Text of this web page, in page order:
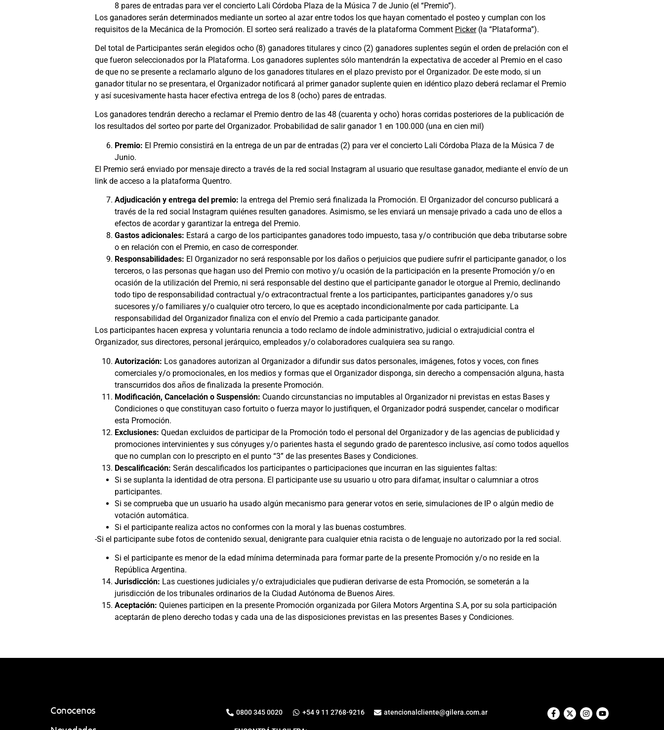
8 pares de entradas para ver el concierto Lali Córdoba Plaza de la Música 7 de Junio (el “Premio”).
Los ganadores serán determinados mediante un sorteo al azar entre todos los que hayan comentado el posteo y cumplan con los
requisitos de la Mecánica de la Promoción. El sorteo será realizado a través de la plataforma Comment Picker(la “Plataforma”).
Del total de Participantes serán elegidos ocho (8) ganadores titulares y cinco (2) ganadores suplentes según el orden de prelación con el
que fueron seleccionados por la Plataforma. Los ganadores suplentes sólo mantendrán la expectativa de acceder al Premio en el caso
de que no se presente a reclamarlo alguno de los ganadores titulares en el plazo previsto por el Organizador. De este modo, si un
ganador titular no se presentara, el Organizador notificará al primer ganador suplente quien en idéntico plazo deberá reclamar el Premio
y así sucesivamente hasta hacer efectiva entrega de los 8 (ocho) pares de entradas.
Los ganadores tendrán derecho a reclamar el Premio dentro de las 48 (cuarenta y ocho) horas corridas posteriores de la publicación de
los resultados del sorteo por parte del Organizador. Probabilidad de salir ganador 1 en 100.000 (una en cien mil)
Premio: El Premio consistirá en la entrega de un par de entradas (2) para ver el concierto Lali Córdoba Plaza de la Música 7 de
Junio.
El Premio será enviado por mensaje directo a través de la red social Instagram al usuario que resultase ganador, mediante el envío de un
link de acceso a la plataforma Quentro.
Adjudicación y entrega del premio: la entrega del Premio será finalizada la Promoción. El Organizador del concurso publicará a
través de la red social Instagram quiénes resulten ganadores. Asimismo, se les enviará un mensaje privado a cada uno de ellos a
efectos de acordar y garantizar la entrega del Premio.
Gastos adicionales: Estará a cargo de los participantes ganadores todo impuesto, tasa y/o contribución que deba tributarse sobre
o en relación con el Premio, en caso de corresponder.
Responsabilidades: El Organizador no será responsable por los daños o perjuicios que pudiere sufrir el participante ganador, o los
terceros, o las personas que hagan uso del Premio con motivo y/u ocasión de la participación en la presente Promoción y/o en
ocasión de la utilización del Premio, ni será responsable del destino que el participante ganador le otorgue al Premio, declinando
todo tipo de responsabilidad contractual y/o extracontractual frente a los participantes, participantes ganadores y/o sus
sucesores y/o familiares y/o cualquier otro tercero, lo que es aceptado incondicionalmente por cada participante. La
responsabilidad del Organizador finaliza con el envío del Premio a cada participante ganador.
Los participantes hacen expresa y voluntaria renuncia a todo reclamo de índole administrativo, judicial o extrajudicial contra el
Organizador, sus directores, personal jerárquico, empleados y/o colaboradores cualquiera sea su rango.
Autorización: Los ganadores autorizan al Organizador a difundir sus datos personales, imágenes, fotos y voces, con fines
comerciales y/o promocionales, en los medios y formas que el Organizador disponga, sin derecho a compensación alguna, hasta
transcurridos dos años de finalizada la presente Promoción.
Modificación, Cancelación o Suspensión: Cuando circunstancias no imputables al Organizador ni previstas en estas Bases y
Condiciones o que constituyan caso fortuito o fuerza mayor lo justifiquen, el Organizador podrá suspender, cancelar o modificar
esta Promoción.
Exclusiones: Quedan excluidos de participar de la Promoción todo el personal del Organizador y de las agencias de publicidad y
promociones intervinientes y sus cónyuges y/o parientes hasta el segundo grado de parentesco inclusive, así como todos aquellos
que no cumplan con lo prescripto en el punto “3” de las presentes Bases y Condiciones.
Descalificación: Serán descalificados los participantes o participaciones que incurran en las siguientes faltas:
Si se suplanta la identidad de otra persona. El participante use su usuario u otro para difamar, insultar o calumniar a otros
participantes.
Si se comprueba que un usuario ha usado algún mecanismo para generar votos en serie, simulaciones de IP o algún medio de
votación automática.
Si el participante realiza actos no conformes con la moral y las buenas costumbres.
-Si el participante sube fotos de contenido sexual, denigrante para cualquier etnia racista o de lenguaje no autorizado por la red social.
Si el participante es menor de la edad mínima determinada para formar parte de la presente Promoción y/o no reside en la
República Argentina.
Jurisdicción: Las cuestiones judiciales y/o extrajudiciales que pudieran derivarse de esta Promoción, se someterán a la
jurisdicción de los tribunales ordinarios de la Ciudad Autónoma de Buenos Aires.
Aceptación: Quienes participen en la presente Promoción organizada por Gilera Motors Argentina S.A, por su sola participación
aceptarán de pleno derecho todas y cada una de las disposiciones previstas en las presentes Bases y Condiciones.
Conocenos
0800 345 0020 +54 9 11 2768-9216 atencionalcliente@gilera.com.ar